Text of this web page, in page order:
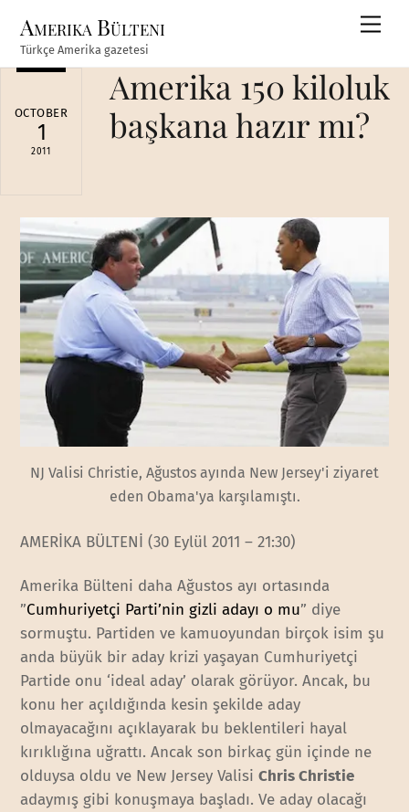
content
Amerika Bülteni
Türkçe Amerika gazetesi
OCTOBER
1
2011
Amerika 150 kiloluk
başkana hazır mı?
NJ Valisi Christie, Ağustos ayında New Jersey'i ziyaret
eden Obama'ya karşılamıştı.
AMERİKA BÜLTENİ (30 Eylül 2011 – 21:30)
Amerika Bülteni daha Ağustos ayı ortasında
”Cumhuriyetçi Parti’nin gizli adayı o mu” diye
sormuştu. Partiden ve kamuoyundan birçok isim şu
anda büyük bir aday krizi yaşayan Cumhuriyetçi
Partide onu ‘ideal aday’ olarak görüyor. Ancak, bu
konu her açıldığında kesin şekilde aday
olmayacağını açıklayarak bu beklentileri hayal
kırıklığına uğrattı. Ancak son birkaç gün içinde ne
olduysa oldu ve New Jersey ValisiChris Christie
adaymış gibi konuşmaya başladı. Ve aday olacağı